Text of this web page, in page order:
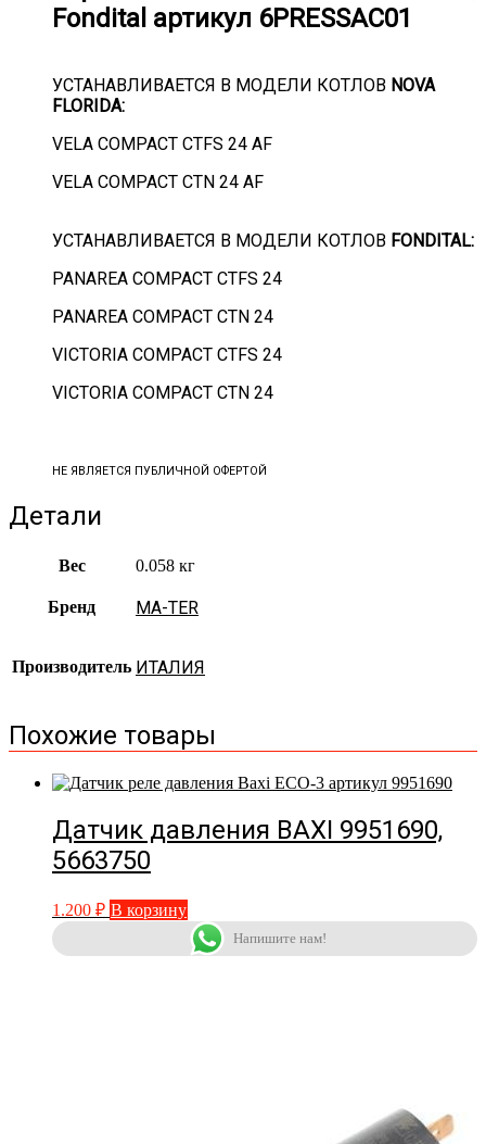
Compact
6PRESSAC01
Fondital артикул 6PRESSAC01
УСТАНАВЛИВАЕТСЯ В МОДЕЛИ КОТЛОВ NOVA
FLORIDA:
VELA COMPACT CTFS 24 AF
VELA COMPACT CTN 24 AF
УСТАНАВЛИВАЕТСЯ В МОДЕЛИ КОТЛОВ FONDITAL:
PANAREA COMPACT CTFS 24
PANAREA COMPACT CTN 24
VICTORIA COMPACT CTFS 24
VICTORIA COMPACT CTN 24
НЕ ЯВЛЯЕТСЯ ПУБЛИЧНОЙ ОФЕРТОЙ
Детали
Вес 0.058 кг
Бренд MA-TER
Производитель ИТАЛИЯ
Похожие товары
Датчик давления BAXI 9951690,
5663750
1.200 ₽ В корзину
Напишите нам!